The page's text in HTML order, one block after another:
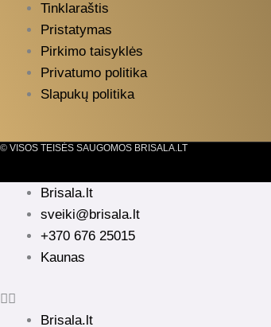
Tinklaraštis
Pristatymas
Pirkimo taisyklės
Privatumo politika
Slapukų politika
© VISOS TEISĖS SAUGOMOS BRISALA.LT
Brisala.lt
sveiki@brisala.lt
+370 676 25015
Kaunas
Brisala.lt